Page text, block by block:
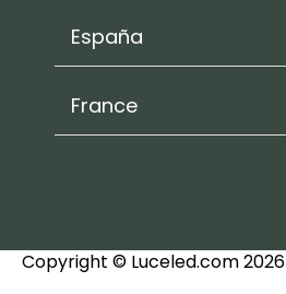
España
France
Copyright © Luceled.com 2026